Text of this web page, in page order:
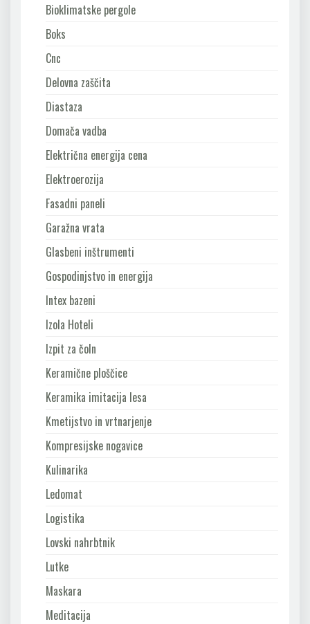
Bioklimatske pergole
Boks
Cnc
Delovna zaščita
Diastaza
Domača vadba
Električna energija cena
Elektroerozija
Fasadni paneli
Garažna vrata
Glasbeni inštrumenti
Gospodinjstvo in energija
Intex bazeni
Izola Hoteli
Izpit za čoln
Keramične ploščice
Keramika imitacija lesa
Kmetijstvo in vrtnarjenje
Kompresijske nogavice
Kulinarika
Ledomat
Logistika
Lovski nahrbtnik
Lutke
Maskara
Meditacija